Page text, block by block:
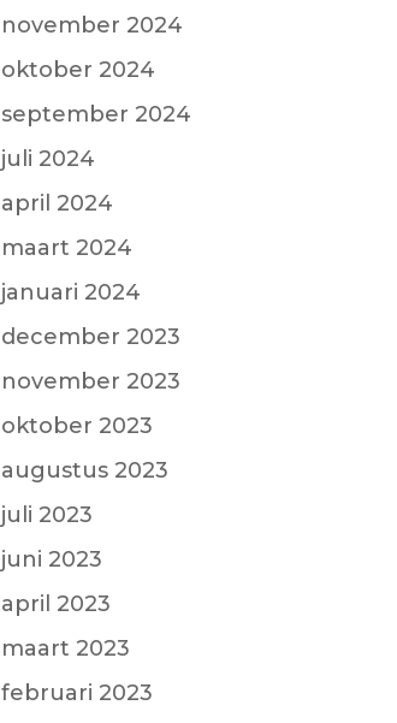
november 2024
oktober 2024
september 2024
juli 2024
april 2024
maart 2024
januari 2024
december 2023
november 2023
oktober 2023
augustus 2023
juli 2023
juni 2023
april 2023
maart 2023
februari 2023